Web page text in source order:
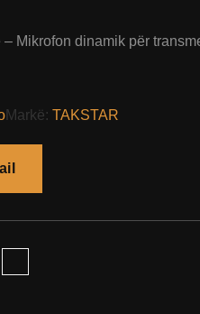
Mikrofon dinamik për
Markë: TAKSTAR